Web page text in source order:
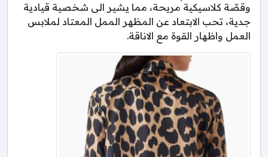
وقصّة كلاسيكية مريحة، مما يشير الى شخصية قيادية
جدية، تحب الابتعاد عن المظهر الممل المعتاد لملابس
العمل واظهار القوة مع الاناقة.